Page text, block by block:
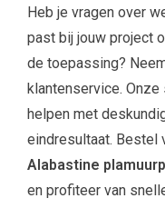
Heb je vragen over
past bij jouw project
de toepassing?
klantenservice.
helpen met
eindresultaat. Bestel
Alabastine
en profiteer van